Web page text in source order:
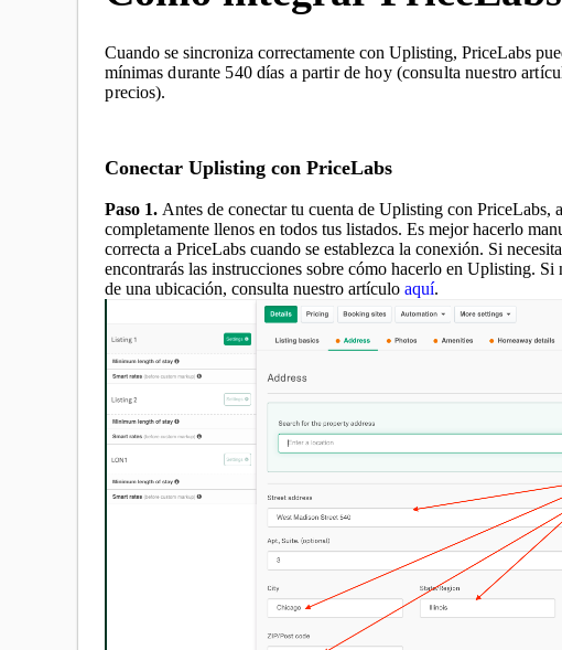
Cuando se sincroniza correctamente con Uplisting, PriceLabs
mínimasdurante 540 días a partir de hoy (consulta nuestro
precios).
Conectar Uplisting con PriceLabs
Paso 1.Antes de conectar tu cuenta de Uplisting con PriceLabs,
completamente llenos en todos tus listados. Es mejor hacerlo
correcta a PriceLabs cuando se establezca la conexión. Si
encontrarás las instrucciones sobre cómo hacerlo en Uplisting.
de una ubicación, consulta nuestro artículoaquí.